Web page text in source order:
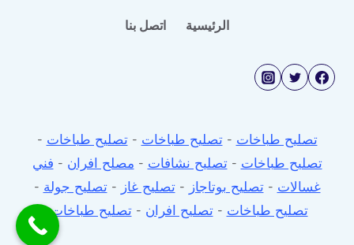
الرئيسية اتصل بنا
تصليح طباخات -تصليح طباخات -تصليح طباخات -
تصليح طباخات -تصليح نشافات - مصلح افران - فني
غسالات -تصليح بوتاجاز -تصليح غاز -تصليح جولة -
تصليح طباخات -تصليح افران -تصليح طباخات